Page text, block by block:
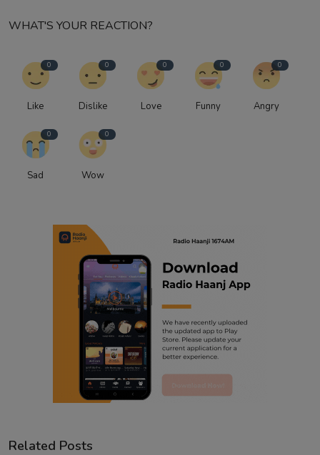
WHAT'S YOUR REACTION?
0
Like
0
Dislike
0
Love
0
Funny
0
Angry
0
Sad
0
Wow
Related Posts